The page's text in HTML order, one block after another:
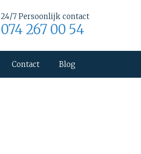
24/7 Persoonlijk contact
074 267 00 54
Contact Blog